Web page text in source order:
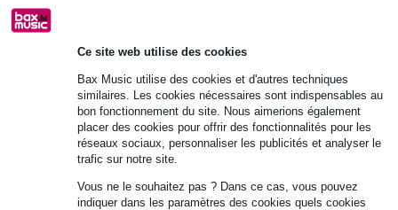
Ce site web utilise des cookies
Bax Music utilise des cookies et d'autres techniques
similaires. Les cookies nécessaires sont indispensables au
bon fonctionnement du site. Nous aimerions également
placer des cookies pour offrir des fonctionnalités pour les
réseaux sociaux, personnaliser les publicités et analyser le
trafic sur notre site.
Vous ne le souhaitez pas ? Dans ce cas, vous pouvez
indiquer dans les paramètres des cookies quels cookies
caisse :
table : tilleul
dos et éclisses : tilleul
finition : brillant
fixation : collé
matériau : bouleau
finition : brillant
Afficher toutes les caractéristiques du produit